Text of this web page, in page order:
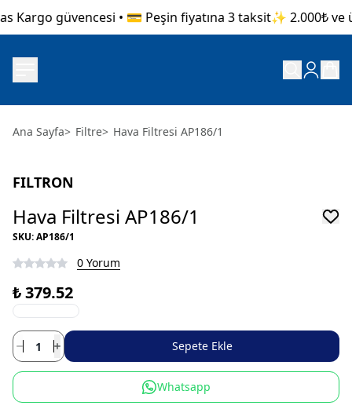
Kargo güvencesi • 💳 Peşin fiyatına 3 taksit✨ 2.000₺ ve
Ana Sayfa> Filtre> Hava Filtresi AP186/1
FILTRON
Hava Filtresi AP186/1
SKU:AP186/1
0 Yorum
₺ 379.52
Sepete Ekle
Whatsapp